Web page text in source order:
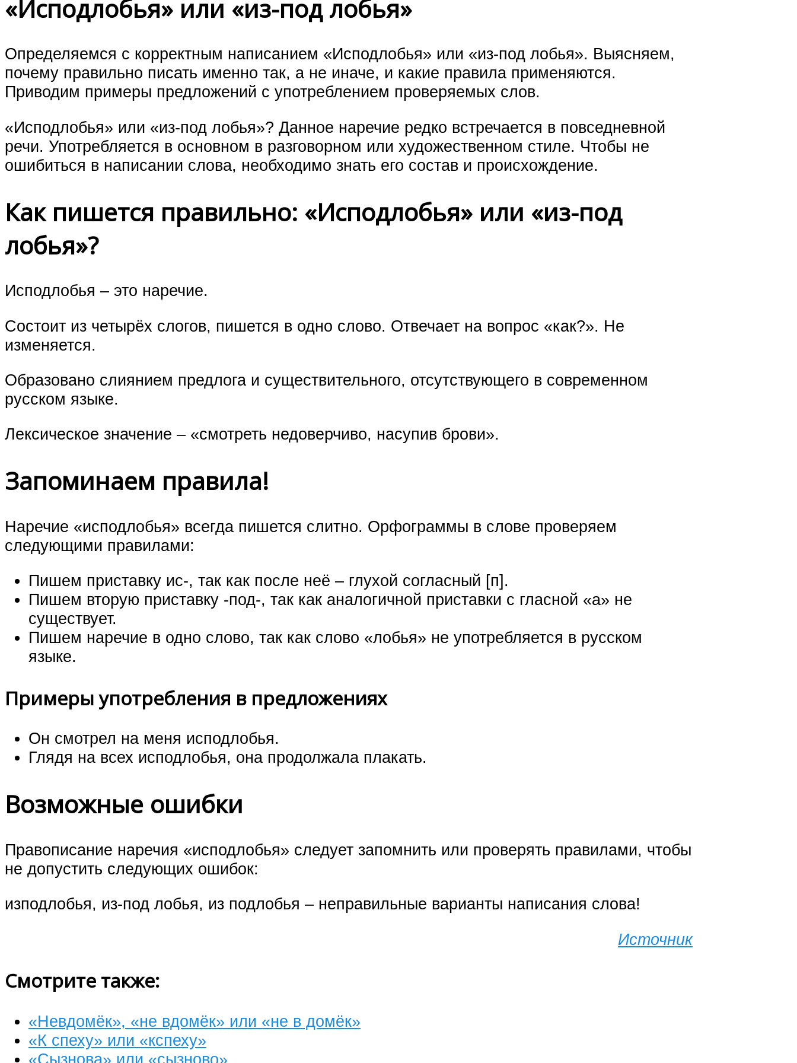
«Исподлобья» или «из-под лобья»
Определяемся с корректным написанием «Исподлобья» или «из-под лобья». Выясняем,
почему правильно писать именно так, а не иначе, и какие правила применяются.
Приводим примеры предложений с употреблением проверяемых слов.
«Исподлобья» или «из-под лобья»? Данное наречие редко встречается в повседневной
речи. Употребляется в основном в разговорном или художественном стиле. Чтобы не
ошибиться в написании слова, необходимо знать его состав и происхождение.
Как пишется правильно: «Исподлобья» или «из-под
лобья»?
Исподлобья – это наречие.
Состоит из четырёх слогов, пишется в одно слово. Отвечает на вопрос «как?». Не
изменяется.
Образовано слиянием предлога и существительного, отсутствующего в современном
русском языке.
Лексическое значение – «смотреть недоверчиво, насупив брови».
Запоминаем правила!
Наречие «исподлобья» всегда пишется слитно. Орфограммы в слове проверяем
следующими правилами:
Пишем приставку ис-, так как после неё – глухой согласный [п].
Пишем вторую приставку -под-, так как аналогичной приставки с гласной «а» не
существует.
Пишем наречие в одно слово, так как слово «лобья» не употребляется в русском
языке.
Примеры употребления в предложениях
Он смотрел на меня исподлобья.
Глядя на всех исподлобья, она продолжала плакать.
Возможные ошибки
Правописание наречия «исподлобья» следует запомнить или проверять правилами, чтобы
не допустить следующих ошибок:
изподлобья, из-под лобья, из подлобья – неправильные варианты написания слова!
Источник
Смотрите также:
«Невдомёк», «не вдомёк» или «не в домёк»
«К спеху» или «кспеху»
«Сызнова» или «сызново»